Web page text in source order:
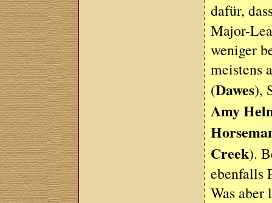
dafür,
Major-
weniger
meistens
(Dawes),
Amy
Creek).
ebenfalls
Was